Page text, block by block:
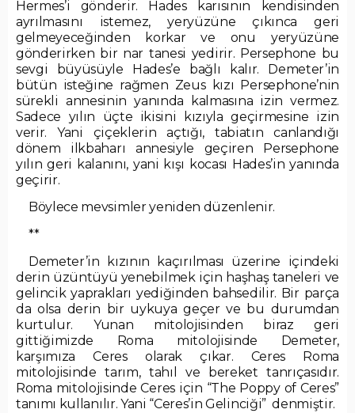
Hermes’i gönderir. Hades karısının kendisinden
ayrılmasını istemez, yeryüzüne çıkınca geri
gelmeyeceğinden korkar ve onu yeryüzüne
gönderirken bir nar tanesi yedirir. Persephone bu
sevgi büyüsüyle Hades’e bağlı kalır. Demeter’in
bütün isteğine rağmen Zeus kızı Persephone’nin
sürekli annesinin yanında kalmasına izin vermez.
Sadece yılın üçte ikisini kızıyla geçirmesine izin
verir. Yani çiçeklerin açtığı, tabiatın canlandığı
dönem ilkbaharı annesiyle geçiren Persephone
yılın geri kalanını, yani kışı kocası Hades’in yanında
geçirir.
Böylece mevsimler yeniden düzenlenir.
**
Demeter’in kızının kaçırılması üzerine içindeki
derin üzüntüyü yenebilmek için haşhaş taneleri ve
gelincik yaprakları yediğinden bahsedilir. Bir parça
da olsa derin bir uykuya geçer ve bu durumdan
kurtulur. Yunan mitolojisinden biraz geri
gittiğimizde Roma mitolojisinde Demeter,
karşımıza Ceres olarak çıkar. Ceres Roma
mitolojisinde tarım, tahıl ve bereket tanrıçasıdır.
Roma mitolojisinde Ceres için “The Poppy of Ceres”
tanımı kullanılır. Yani “Ceres’in Gelinciği” denmiştir.